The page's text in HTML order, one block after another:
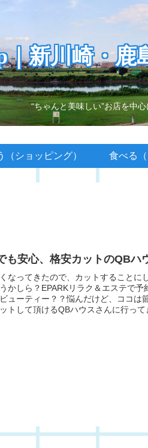
｜新川崎・鹿
“ちゃんと美味しい”お店を中
（ショッピング） 食べる（
も安心、格安カットのQBハ
なってきたので、カットすることに
かしら？EPARKリラク＆エステで予
ューティー？？悩んだけど、ココは
トして頂けるQBハウスさんに行って